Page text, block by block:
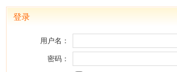
登录
用户名：
密码：